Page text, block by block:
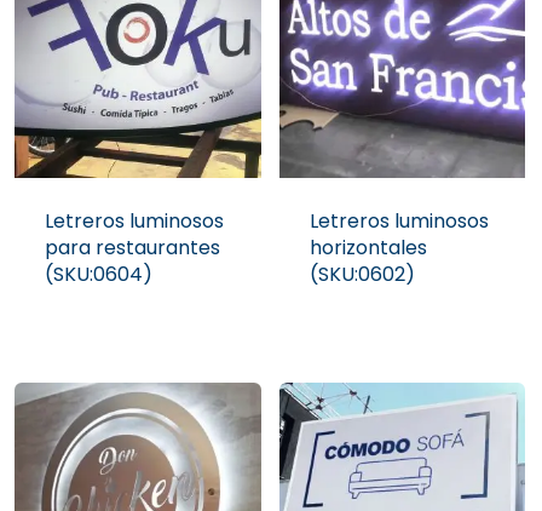
Letreros luminosos
para restaurantes
(SKU:0604)
Letreros luminosos
horizontales
(SKU:0602)